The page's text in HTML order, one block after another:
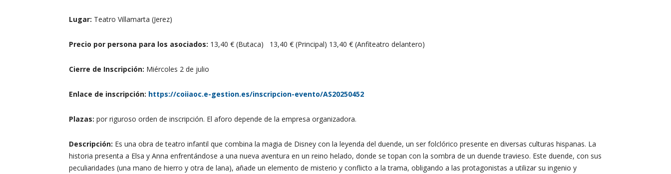
Lugar: Teatro Villamarta (Jerez)
Precio por persona para los asociados: 13,40 € (Butaca) 13,40 € (Principal) 13,40 € (Anfiteatro delantero)
Cierre de Inscripción: Miércoles 2 de julio
Enlace de inscripción: https://coiiaoc.e-gestion.es/inscripcion-evento/AS20250452
Plazas: por riguroso orden de inscripción. El aforo depende de la empresa organizadora.
Descripción: Es una obra de teatro infantil que combina la magia de Disney con la leyenda del duende, un ser folclórico presente en diversas culturas hispanas. La
historia presenta a Elsa y Anna enfrentándose a una nueva aventura en un reino helado, donde se topan con la sombra de un duende travieso. Este duende, con sus
peculiaridades (una mano de hierro y otra de lana), añade un elemento de misterio y conflicto a la trama, obligando a las protagonistas a utilizar su ingenio y